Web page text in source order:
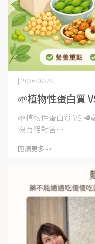
🌱植物性蛋白質
| 2026-07-22
🌱植物性蛋白質 VS
沒有絕對答⋯
閱讀更多 ->